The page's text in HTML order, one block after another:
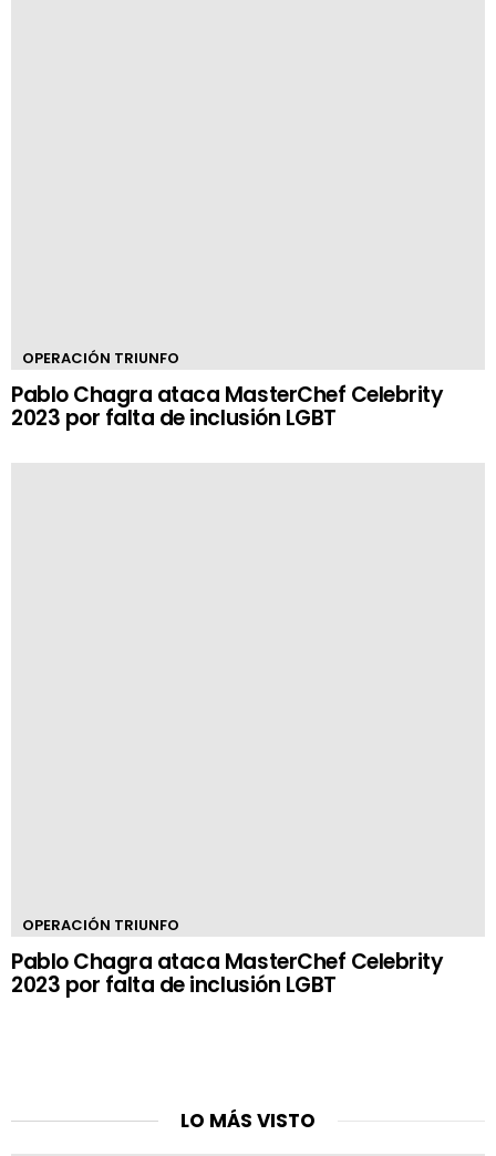
OPERACIÓN TRIUNFO
Pablo Chagra ataca MasterChef Celebrity
2023 por falta de inclusión LGBT
OPERACIÓN TRIUNFO
Pablo Chagra ataca MasterChef Celebrity
2023 por falta de inclusión LGBT
LO MÁS VISTO